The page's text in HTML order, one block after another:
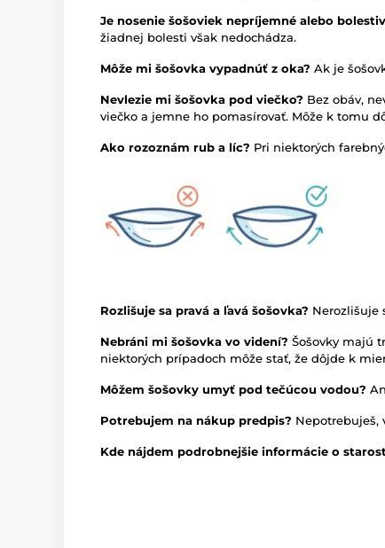
Je nosenie šošoviek nepríjemné alebo
žiadnej bolesti však nedochádza.
Môže mi šošovka vypadnúť z oka? Ak je
Nevlezie mi šošovka pod viečko? Bez obáv,
viečko a jemne ho pomasírovať. Môže k tomu
Ako rozoznám rub a líc? Pri niektorých
Rozlišuje sa pravá a ľavá šošovka? Nerozlišuje
Nebráni mi šošovka vo videní? Šošovky majú
niektorých prípadoch môže stať, že dôjde k
Môžem šošovky umyť pod tečúcou vodou?
Potrebujem na nákup predpis? Nepotrebuješ,
Kde nájdem podrobnejšie informácie o